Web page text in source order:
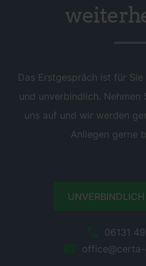
Das Erstgespräch ist für
und unverbindlich.
uns auf und wir werden
Anliegen gerne
06131